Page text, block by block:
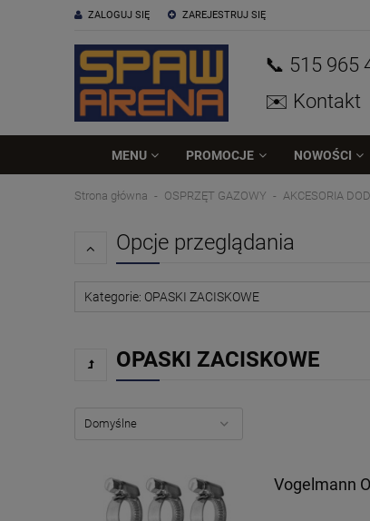
ZAREJESTRUJ SIĘ
ZALOGUJ SIĘ
📞 515 965
✉️ Kontakt
MENU PROMOCJE NOWOŚCI
Strona główna OSPRZĘT GAZOWY AKCESORIA
Opcje przeglądania
Kategorie: OPASKI ZACISKOWE
OPASKI ZACISKOWE
Vogelmann